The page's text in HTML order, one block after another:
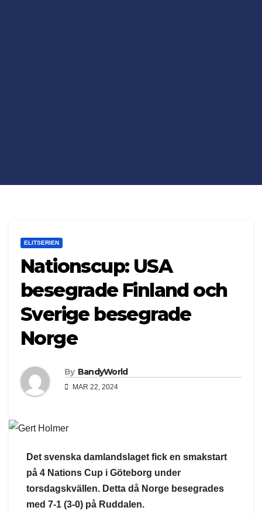
ELITSERIEN
Nationscup: USA
besegrade Finland och
Sverige besegrade
Norge
By BandyWorld
MAR 22, 2024
Det svenska damlandslaget fick en smakstart
på 4 Nations Cup i Göteborg under
torsdagskvällen. Detta då Norge besegrades
med 7-1 (3-0) på Ruddalen.